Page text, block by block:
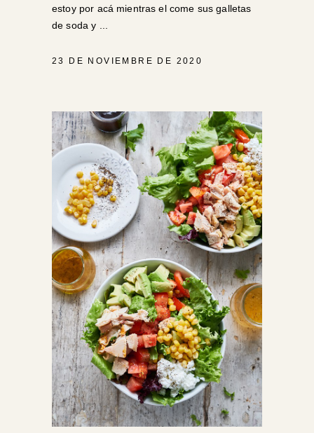
estoy por acá mientras el come sus galletas
de soda y
23 DE NOVIEMBRE DE 2020